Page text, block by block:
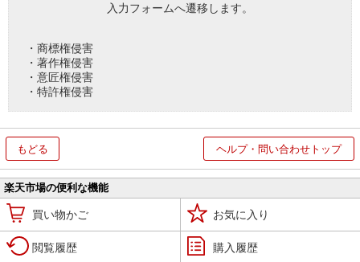
入力フォームへ遷移します。
・商標権侵害
・著作権侵害
・意匠権侵害
・特許権侵害
もどる ヘルプ・問い合わせトップ
楽天市場の便利な機能
買い物かご お気に入り
閲覧履歴 購入履歴